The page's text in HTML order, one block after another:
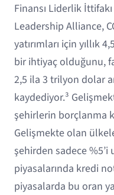
Finansı Liderlik
Leadership Alliance,
yatırımları için yıllık
bir ihtiyaç olduğunu,
2,5 ila 3 trilyon dolar
kaydediyor.³
şehirlerin borçlanma
Gelişmekte olan
şehirden sadece %5’i
piyasalarında kredi
piyasalarda bu oran